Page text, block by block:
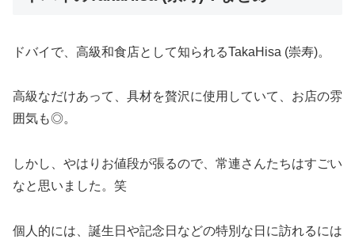
ドバイで、高級和食店として知られるTakaHisa (崇寿)。
高級なだけあって、具材を贅沢に使用していて、お店の雰
囲気も◎。
しかし、やはりお値段が張るので、常連さんたちはすごい
なと思いました。笑
個人的には、誕生日や記念日などの特別な日に訪れるには